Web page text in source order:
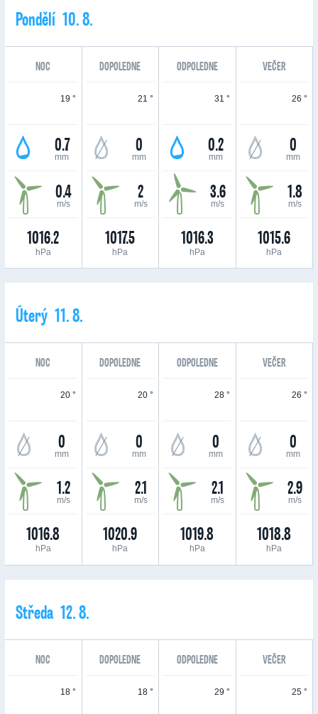
Pondělí 10. 8.
NOC DOPOLEDNE ODPOLEDNE VEČER
19 °
0.7
mm
0.4
m/s
1016.2
hPa
21 °
0
mm
2
m/s
1017.5
hPa
31 °
0.2
mm
3.6
m/s
1016.3
hPa
26 °
0
mm
1.8
m/s
1015.6
hPa
Úterý 11. 8.
NOC DOPOLEDNE ODPOLEDNE VEČER
20 °
0
mm
1.2
m/s
1016.8
hPa
20 °
0
mm
2.1
m/s
1020.9
hPa
28 °
0
mm
2.1
m/s
1019.8
hPa
26 °
0
mm
2.9
m/s
1018.8
hPa
Středa 12. 8.
NOC DOPOLEDNE ODPOLEDNE VEČER
18 ° 18 ° 29 ° 25 °